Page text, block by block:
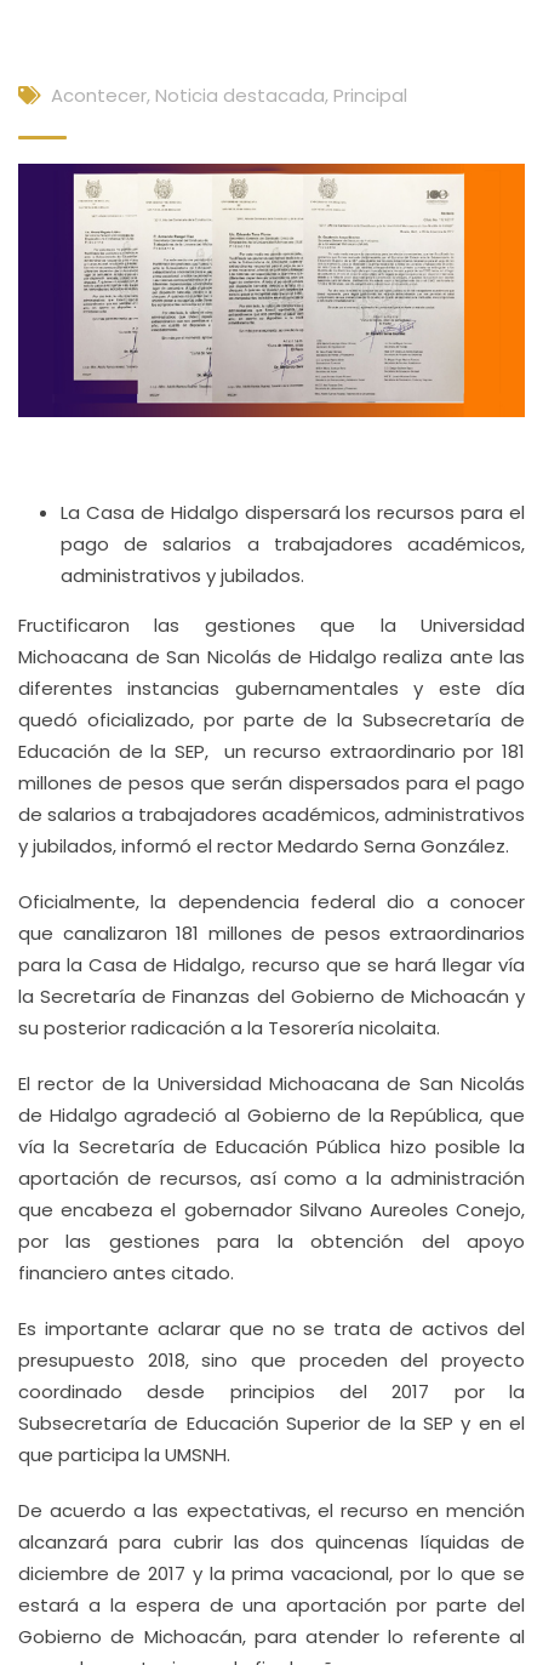
Acontecer, Noticia destacada, Principal
La Casa de Hidalgo dispersará los recursos para el
pago de salarios a trabajadores académicos,
administrativos y jubilados.
Fructificaron las gestiones que la Universidad
Michoacana de San Nicolás de Hidalgo realiza ante las
diferentes instancias gubernamentales y este día
quedó oficializado, por parte de la Subsecretaría de
Educación de la SEP, un recurso extraordinario por 181
millones de pesos que serán dispersados para el pago
de salarios a trabajadores académicos, administrativos
y jubilados, informó el rector Medardo Serna González.
Oficialmente, la dependencia federal dio a conocer
que canalizaron 181 millones de pesos extraordinarios
para la Casa de Hidalgo, recurso que se hará llegar vía
la Secretaría de Finanzas del Gobierno de Michoacán y
su posterior radicación a la Tesorería nicolaita.
El rector de la Universidad Michoacana de San Nicolás
de Hidalgo agradeció al Gobierno de la República, que
vía la Secretaría de Educación Pública hizo posible la
aportación de recursos, así como a la administración
que encabeza el gobernador Silvano Aureoles Conejo,
por las gestiones para la obtención del apoyo
financiero antes citado.
Es importante aclarar que no se trata de activos del
presupuesto 2018, sino que proceden del proyecto
coordinado desde principios del 2017 por la
Subsecretaría de Educación Superior de la SEP y en el
que participa la UMSNH.
De acuerdo a las expectativas, el recurso en mención
alcanzará para cubrir las dos quincenas líquidas de
diciembre de 2017 y la prima vacacional, por lo que se
estará a la espera de una aportación por parte del
Gobierno de Michoacán, para atender lo referente al